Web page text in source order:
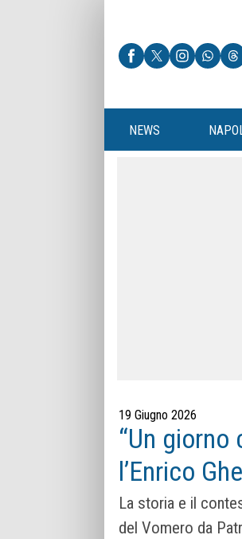
NEWS
19 Giugno 2026
“Un
l’Enrico
La storia e il
del Vomero da